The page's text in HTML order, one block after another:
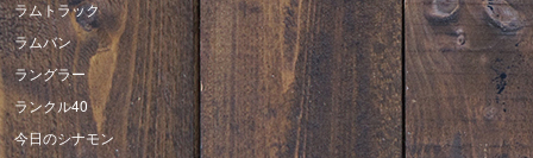
ラムトラック
ラムバン
ラングラー
ランクル40
今日のシナモン